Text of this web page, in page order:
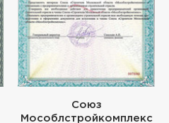
Союз
Мособлстройкомплекс